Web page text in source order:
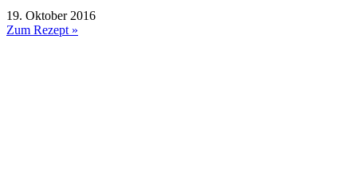
19. Oktober 2016
Zum Rezept »